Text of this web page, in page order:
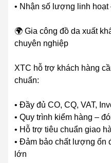
• Nhận số lượng linh
🌍 Gia công đồ da xuất
chuyên nghiệp
XTC hỗ trợ khách hàng
chuẩn:
• Đầy đủ CO, CQ, VAT,
• Quy trình kiểm hàng –
• Hỗ trợ tiêu chuẩn giao
• Đảm bảo chất lượng ổn
lớn